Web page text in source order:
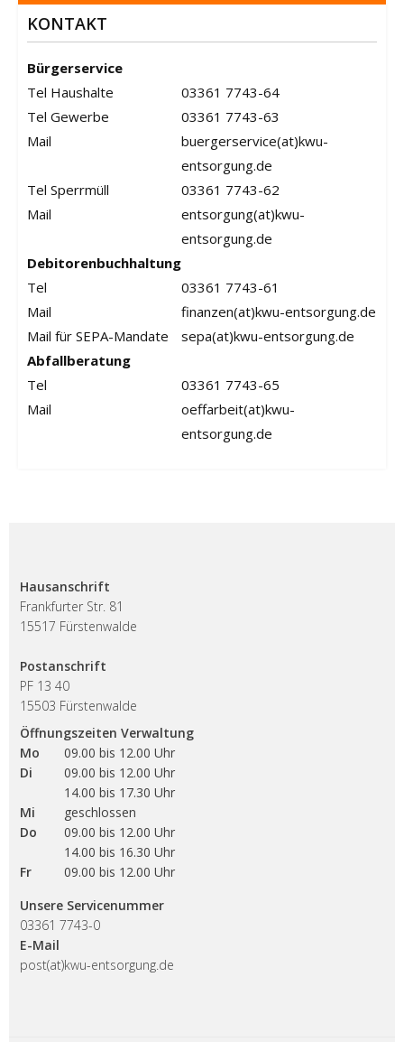
KONTAKT
Bürgerservice
Tel Haushalte
03361 7743-64
Tel Gewerbe
03361 7743-63
Mail
buergerservice(at)kwu-
entsorgung.de
Tel Sperrmüll
03361 7743-62
Mail
entsorgung(at)kwu-
entsorgung.de
Debitorenbuchhaltung
Tel
03361 7743-61
Mail
finanzen(at)kwu-entsorgung.de
Mail für SEPA-Mandate
sepa(at)kwu-entsorgung.de
Abfallberatung
Tel
03361 7743-65
Mail
oeffarbeit(at)kwu-
entsorgung.de
Hausanschrift
Frankfurter Str. 81
15517 Fürstenwalde
Postanschrift
PF 13 40
15503 Fürstenwalde
Öffnungszeiten Verwaltung
Mo
09.00 bis 12.00 Uhr
Di
09.00 bis 12.00 Uhr
14.00 bis 17.30 Uhr
Mi
geschlossen
Do
09.00 bis 12.00 Uhr
14.00 bis 16.30 Uhr
Fr
09.00 bis 12.00 Uhr
Unsere Servicenummer
03361 7743-0
E-Mail
post(at)kwu-entsorgung.de